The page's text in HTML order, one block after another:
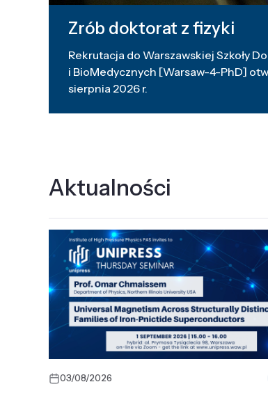
Zrób doktorat z fizyki
Rekrutacja do Warszawskiej Szkoły
i BioMedycznych [Warsaw-4-PhD]
sierpnia 2026 r.
Aktualności
03/08/2026